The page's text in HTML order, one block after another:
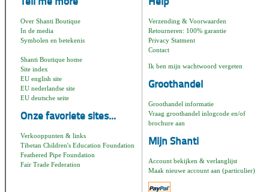
Over Shanti Boutique
In de media
Symbolen en betekenis
Shanti Boutique home
Site index
EU english site
EU nederlandse site
EU deutsche seite
Onze favoriete sites...
Verkooppunten & links
Tibetan Children's Education Foundation
Feathered Pipe Foundation
Fair Trade Federation
Verzending & Voorwaarden
Retourneren: 100% garantie
Privacy Statment
Contact
Ik ben mijn wachtwoord vergeten
Groothandel
Groothandel informatie
Vraag groothandel inlogcode en/of
brochure aan
Mijn Shanti
Account bekijken & verlanglijst
Maak nieuwe account aan (particulier)